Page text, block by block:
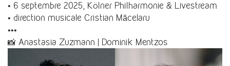
• 6 septembre 2025, Kölner Philharmonie & Livestream
• direction musicale Cristian Măcelaru
•••
📸 Anastasia Zuzmann | Dominik Mentzos